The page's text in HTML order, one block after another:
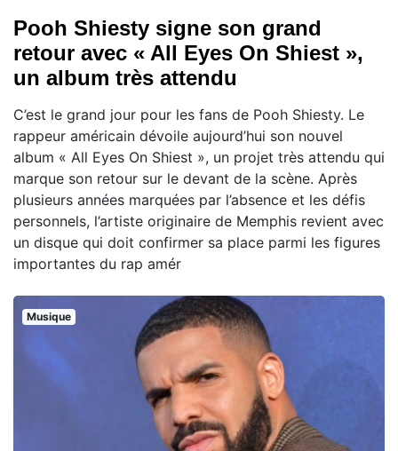
Pooh Shiesty signe son grand
retour avec « All Eyes On Shiest »,
un album très attendu
C’est le grand jour pour les fans de Pooh Shiesty. Le
rappeur américain dévoile aujourd’hui son nouvel
album « All Eyes On Shiest », un projet très attendu qui
marque son retour sur le devant de la scène. Après
plusieurs années marquées par l’absence et les défis
personnels, l’artiste originaire de Memphis revient avec
un disque qui doit confirmer sa place parmi les figures
importantes du rap amér
Musique